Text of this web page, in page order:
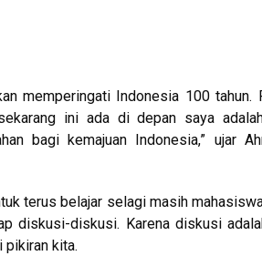
memperingati Indonesia 100
ini ada di depan saya
bagi kemajuan Indonesia,” ujar
terus belajar selagi masih
diskusi-diskusi. Karena diskusi
pikiran kita.